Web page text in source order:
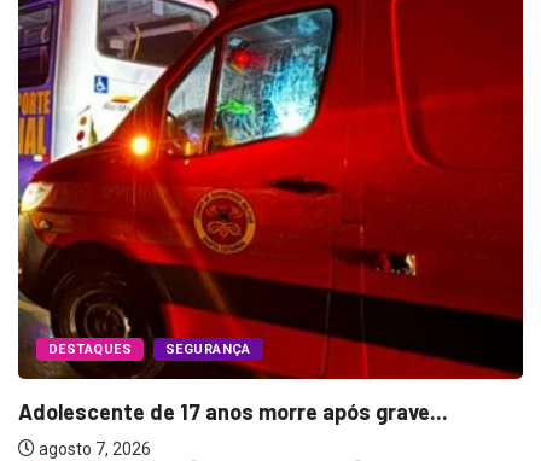
DESTAQUES SEGURANÇA
Adolescente de 17 anos morre após grave...
agosto 7, 2026